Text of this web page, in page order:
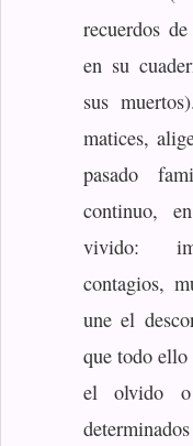
recuerdos
en su
sus
matices,
pasado
continuo,
vivido:
contagios,
une el
que todo ello
el olvido